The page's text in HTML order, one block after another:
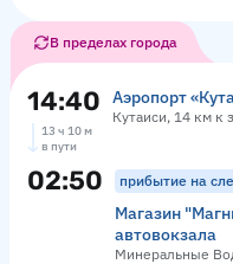
В пределах города
14:40 Аэропорт
Кутаиси, 14 км к
13 ч 10 м
в пути
02:50 прибытие на
Магазин
автовокзала
Минеральные